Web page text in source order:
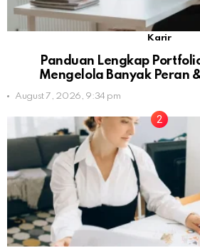
Karir
Panduan Lengkap
Mengelola Banyak Peran
August 7, 2026, 9:34 pm